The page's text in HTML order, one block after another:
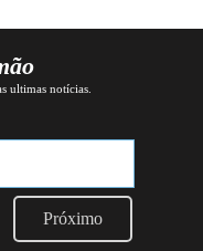
ultimas notícias.
Próximo